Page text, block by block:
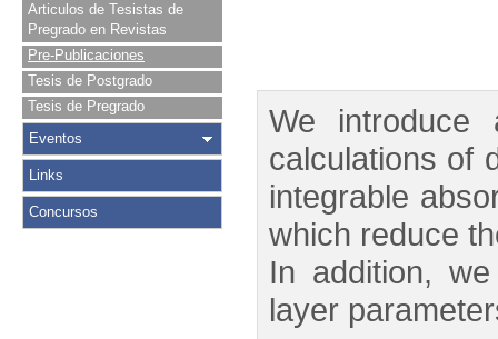
Articulos de Tesistas de
Pregrado en Revistas
Pre-Publicaciones
Tesis de Postgrado
Tesis de Pregrado
Eventos
Links
Concursos
We introduce
calculations of
integrable
which reduce
In addition,
layer